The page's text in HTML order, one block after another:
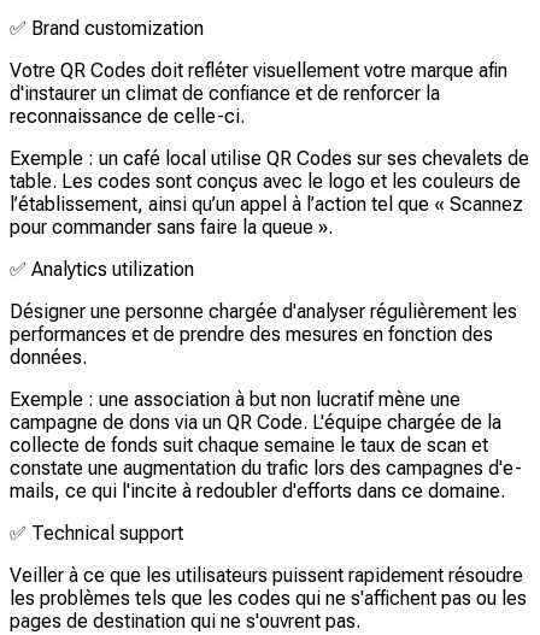
✅ Brand customization
Votre QR Codes doit refléter visuellement votre marque afin
d'instaurer un climat de confiance et de renforcer la
reconnaissance de celle-ci.
Exemple : un café local utilise QR Codes sur ses chevalets de
table. Les codes sont conçus avec le logo et les couleurs de
l’établissement, ainsi qu’un appel à l’action tel que « Scannez
pour commander sans faire la queue ».
✅ Analytics utilization
Désigner une personne chargée d'analyser régulièrement les
performances et de prendre des mesures en fonction des
données.
Exemple : une association à but non lucratif mène une
campagne de dons via un QR Code. L'équipe chargée de la
collecte de fonds suit chaque semaine le taux de scan et
constate une augmentation du trafic lors des campagnes d'e-
mails, ce qui l'incite à redoubler d'efforts dans ce domaine.
✅ Technical support
Veiller à ce que les utilisateurs puissent rapidement résoudre
les problèmes tels que les codes qui ne s'affichent pas ou les
pages de destination qui ne s'ouvrent pas.